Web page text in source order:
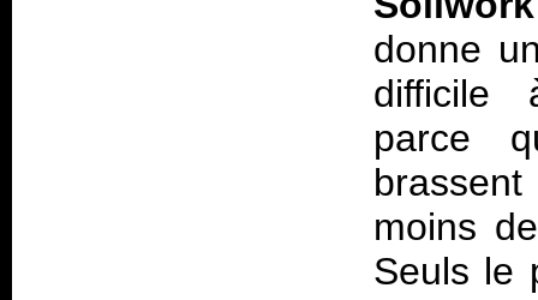
donne
difficile
parce
moins
Seuls le